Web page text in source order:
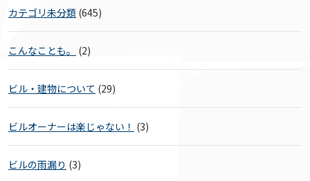
カテゴリ未分類 (645)
こんなことも。 (2)
ビル・建物について (29)
ビルオーナーは楽じゃない！ (3)
ビルの雨漏り (3)